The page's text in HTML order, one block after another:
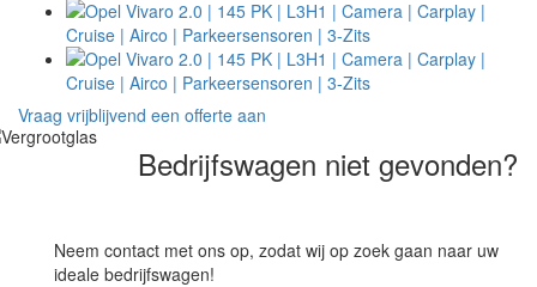
Vraag vrijblijvend een offerte aan
Bedrijfswagen niet gevonden?
Neem contact met ons op, zodat wij op zoek gaan naar uw
ideale bedrijfswagen!